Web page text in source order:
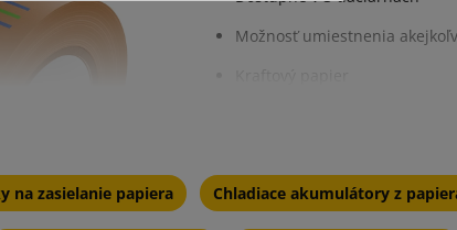
Možnosť umiestnenia
Estetické
na zasielanie papiera Chladiace akumulátory z